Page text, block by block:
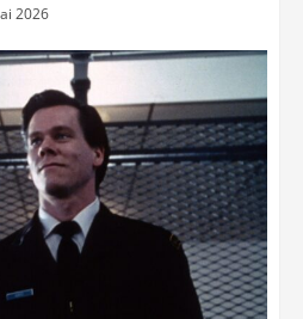
2026